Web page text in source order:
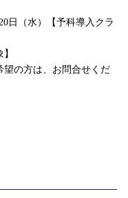
日（水）【予科導入クラ
の方は、お問合せくだ